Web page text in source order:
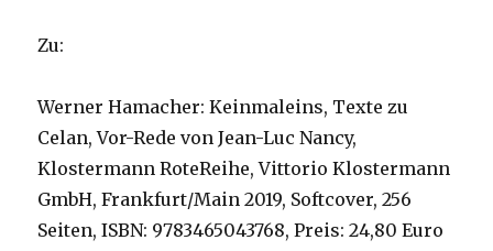
Zu:
Werner Hamacher: Keinmaleins, Texte zu
Celan, Vor-Rede von Jean-Luc Nancy,
Klostermann RoteReihe, Vittorio Klostermann
GmbH, Frankfurt/Main 2019, Softcover, 256
Seiten, ISBN: 9783465043768, Preis: 24,80 Euro